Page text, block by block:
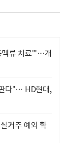
맥류 치료'"…개
다"… HD현대,
거주 예외 확